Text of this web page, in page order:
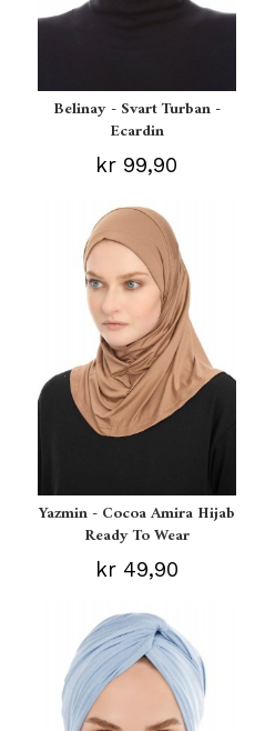
Belinay - Svart Turban -
Ecardin
kr 99,90
Yazmin - Cocoa Amira Hijab
Ready To Wear
kr 49,90